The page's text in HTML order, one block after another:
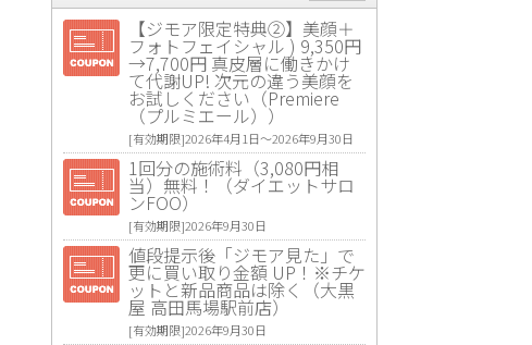
【ジモア限定特典②】美顔＋
フォトフェイシャル ) 9,350円
→7,700円 真皮層に働きかけ
て代謝UP! 次元の違う美顔を
お試しください（Premiere
（プルミエール））
[有効期限]2026年4月1日〜2026年9月30日
1回分の施術料（3,080円相
当）無料！（ダイエットサロ
ンFOO）
[有効期限]2026年9月30日
値段提示後「ジモア見た」で
更に買い取り金額 UP！※チケ
ットと新品商品は除く（大黒
屋 高田馬場駅前店）
[有効期限]2026年9月30日